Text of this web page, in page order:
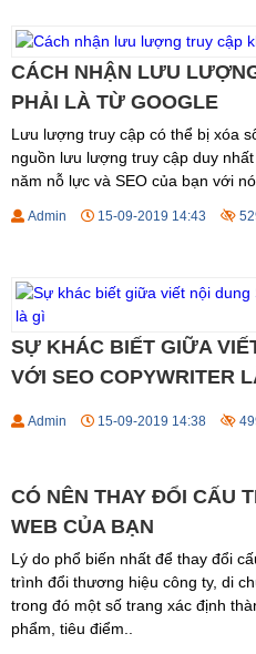
CÁCH NHẬN LƯU
PHẢI LÀ TỪ GOOGLE
Lưu lượng truy cập có thể bị xóa
nguồn lưu lượng truy cập duy
năm nỗ lực và SEO của bạn với
Admin 15-09-2019 14:43
SỰ KHÁC BIẾT GIỮA
VỚI SEO COPYWRITER
Admin 15-09-2019 14:38
CÓ NÊN THAY ĐỔI CẤU
WEB CỦA BẠN
Lý do phổ biến nhất để thay đổi
trình đổi thương hiệu công ty, di
trong đó một số trang xác định
phẩm, tiêu điểm..